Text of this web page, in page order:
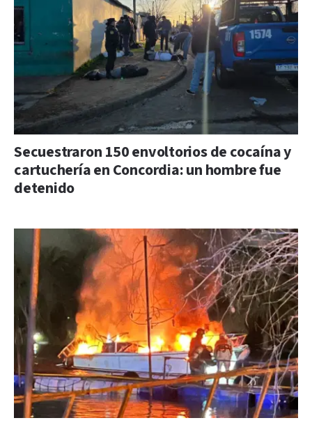
Secuestraron 150 envoltorios de cocaína y
cartuchería en Concordia: un hombre fue
detenido